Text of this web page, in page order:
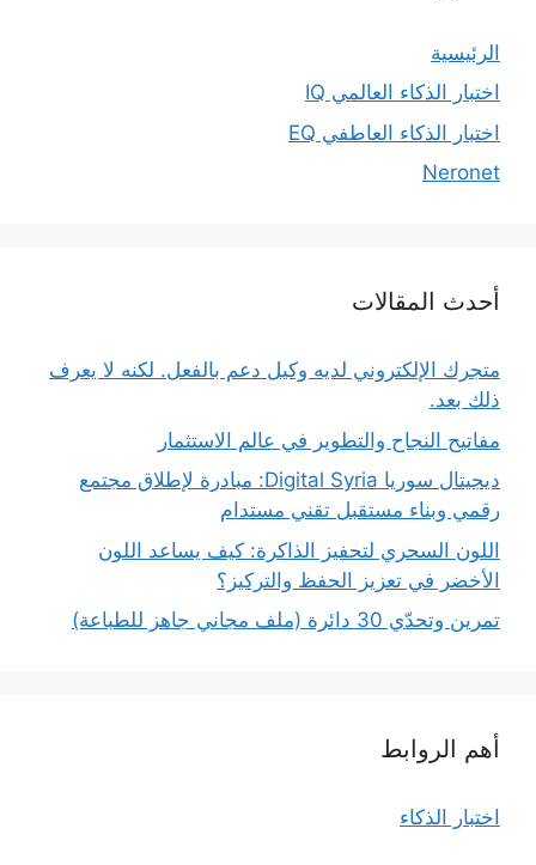
الرئيسية
اختبار الذكاء العالمي IQ
اختبار الذكاء العاطفي EQ
Neronet
أحدث المقالات
متجرك الإلكتروني لديه وكيل دعم بالفعل. لكنه لا يعرف
ذلك بعد.
مفاتيح النجاح والتطوير في عالم الاستثمار
ديجيتال سوريا Digital Syria: مبادرة لإطلاق مجتمع
رقمي وبناء مستقبل تقني مستدام
اللون السحري لتحفيز الذاكرة: كيف يساعد اللون
الأخضر في تعزيز الحفظ والتركيز؟
تمرين وتحدّي 30 دائرة (ملف مجاني جاهز للطباعة)
أهم الروابط
اختبار الذكاء